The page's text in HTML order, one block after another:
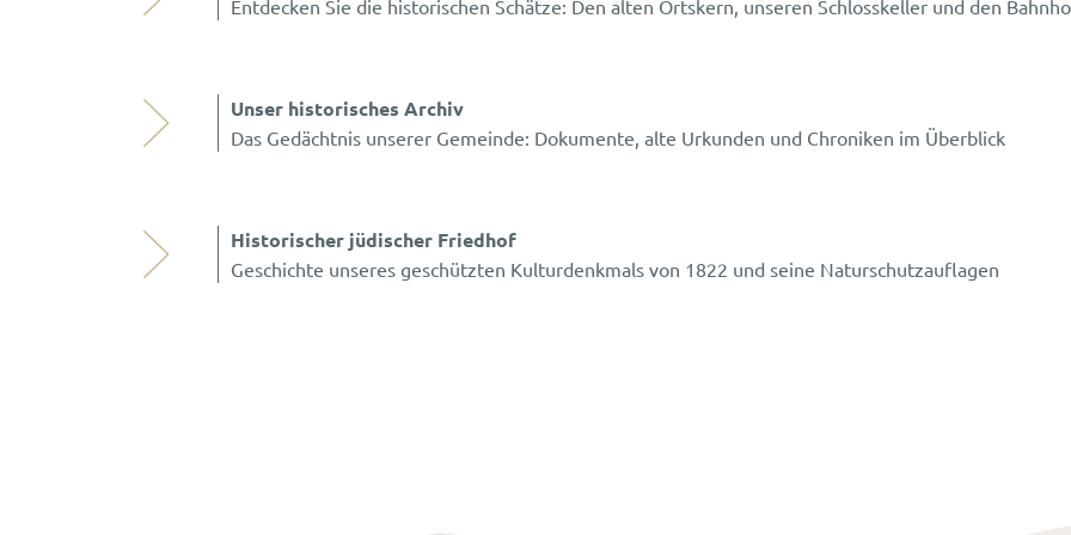
Entdecken Sie die historischen Schätze: Den alten Ortskern, unseren Schlosskeller und den
Unser historisches Archiv
Das Gedächtnis unserer Gemeinde: Dokumente, alte Urkunden und Chroniken im Überblick
Historischer jüdischer Friedhof
Geschichte unseres geschützten Kulturdenkmals von 1822 und seine Naturschutzauflagen